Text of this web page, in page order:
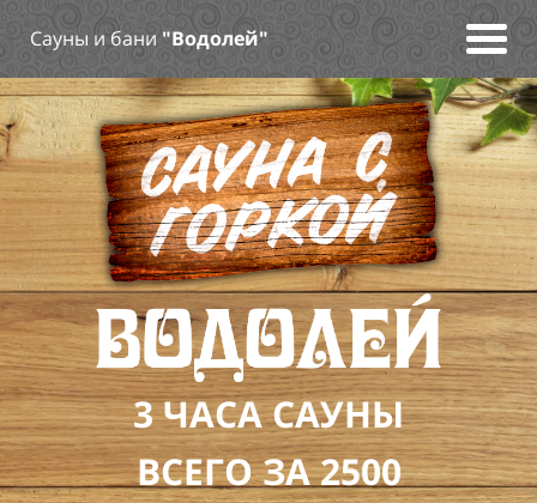
Сауны и бани "Водолей"
3 ЧАСА САУНЫ
ВСЕГО ЗА 2500